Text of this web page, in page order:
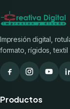
Impresión digital,
formato, rígidos,
Productos